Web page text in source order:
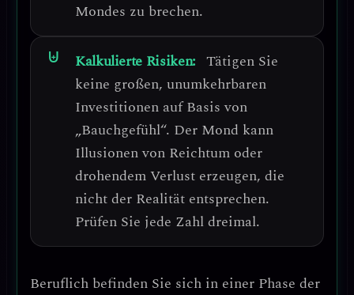
Mondes zu brechen.
Kalkulierte Risiken: Tätigen Sie
keine großen, unumkehrbaren
Investitionen auf Basis von
„Bauchgefühl“. Der Mond kann
Illusionen von Reichtum oder
drohendem Verlust erzeugen, die
nicht der Realität entsprechen.
Prüfen Sie jede Zahl dreimal.
Beruflich befinden Sie sich in einer Phase der